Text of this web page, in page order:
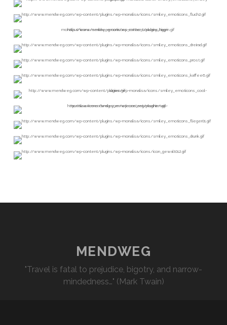
MENDWEG
"Travel is fatal to prejudice, bigotry, and narrow-
mindedness…" (Mark Twain)